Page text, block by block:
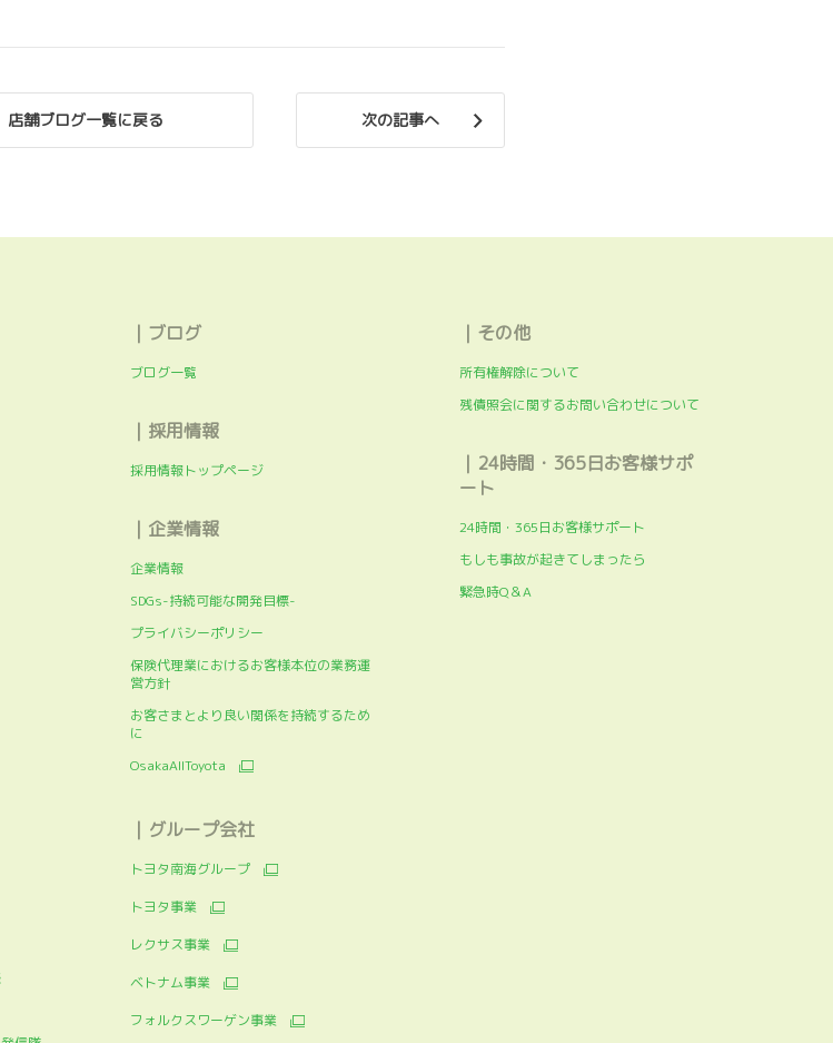
店舗ブログ一覧に戻る 次の記事へ
｜ブログ
ブログ一覧
｜採用情報
採用情報トップページ
｜企業情報
企業情報
SDGs-持続可能な開発目標-
プライバシーポリシー
保険代理業におけるお客様本位の業務運
営方針
お客さまとより良い関係を持続するため
に
OsakaAllToyota
｜グループ会社
トヨタ南海グループ
トヨタ事業
レクサス事業
ベトナム事業
フォルクスワーゲン事業
｜その他
所有権解除について
残債照会に関するお問い合わせについて
｜24時間・365日お客様サポ
ート
24時間・365日お客様サポート
もしも事故が起きてしまったら
緊急時Q＆A